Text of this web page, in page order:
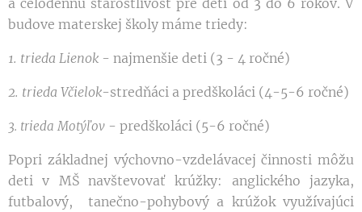
budove materskej školy máme triedy:
1. trieda Lienok - najmenšie deti (3 - 4 ročné)
2. trieda Včielok-stredňáci a predškoláci (4-5-6 ročné)
3. trieda Motýľov - predškoláci (5-6 ročné)
Popri základnej výchovno-vzdelávacej činnosti môžu
deti v MŠ navštevovať krúžky: anglického jazyka,
futbalový, tanečno-pohybový a krúžok využívajúci